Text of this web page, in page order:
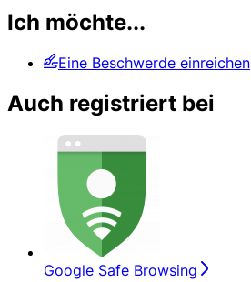
Ich möchte...
Eine Beschwerde einreichen
Auch registriert bei
Google Safe Browsing